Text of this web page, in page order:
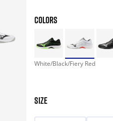
COLORS
White/Black/Fiery Red
SIZE